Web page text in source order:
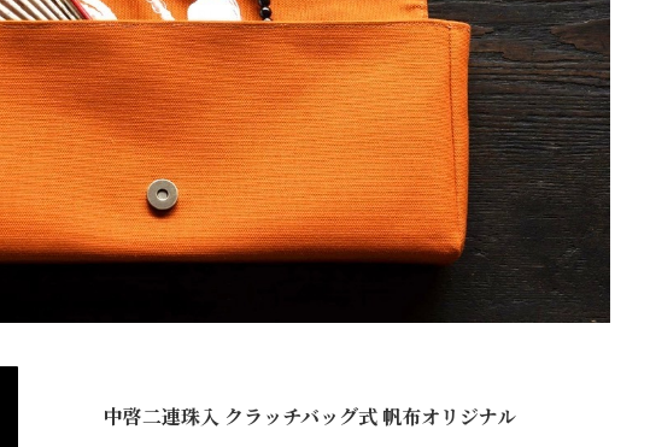
中啓二連珠入 クラッチバッグ式 帆布オリジナル